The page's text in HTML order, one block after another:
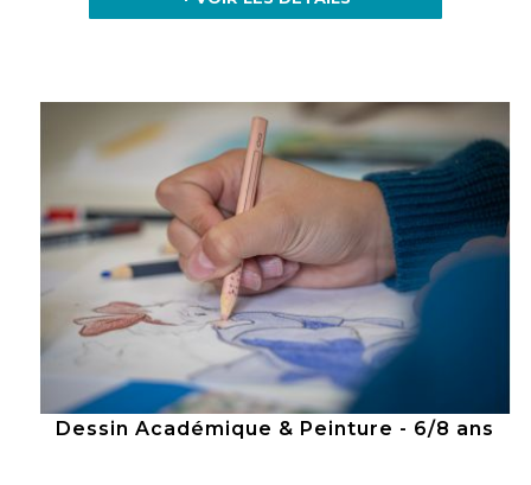
Dessin Académique & Peinture - 6/8 ans